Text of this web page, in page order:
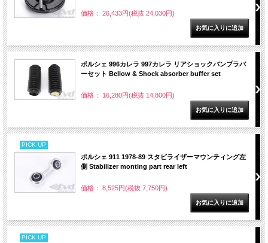
価格： 26,433円(税抜 24,030円)
ポルシェ 996カレラ 997カレラ リアショックバンプラバ
ーセット Bellow & Shock absorber buffer set
価格： 16,280円(税抜 14,800円)
PICK UP
ポルシェ 911 1978-89 スタビライザーマウンティング左
側 Stabilizer monting part rear left
価格： 8,525円(税抜 7,750円)
PICK UP